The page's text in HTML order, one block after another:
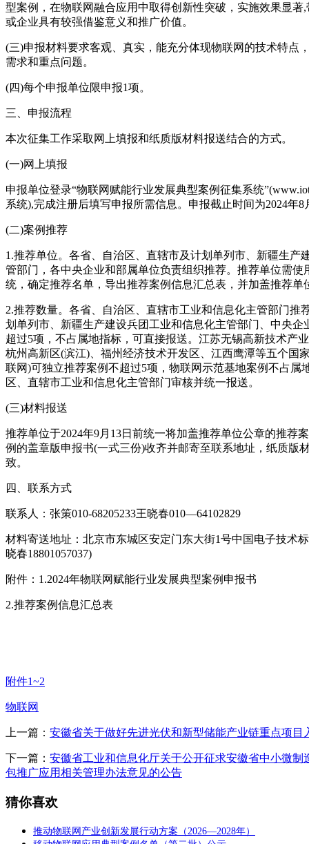
型案例，在物联网融合应用中取得创新性突破，实施效果显著
或企业具有较强借鉴意义和推广价值。
(三)申报材料要求客观、真实，能充分体现物联网的技术特点
需求和重点问题。
(四)每个申报单位限申报1项。
三、申报流程
本次征集工作采取网上填报和纸质版材料报送结合的方式。
(一)网上填报
申报单位登录“物联网赋能行业发展典型案例征集系统
系统),完成注册后填写申报所需信息。申报截止时间为2024年8
(二)案例推荐
1.推荐单位。各省、自治区、直辖市及计划单列市、新疆生产
管部门，各中央企业和部属单位负责组织推荐。推荐单位需使
统，确定推荐名单，导出推荐案例信息汇总表，并加盖推荐单
2.推荐数量。各省、自治区、直辖市工业和信息化主管部门推
划单列市、新疆生产建设兵团工业和信息化主管部门、中央企
超过5项，不占属地指标，可直接报送。江苏无锡高新技术产
杭州高新区(滨江)、福州经济技术开发区、江西鹰潭等五个国
联网)可独立推荐案例不超过5项，物联网示范基地案例不占属
区、直辖市工业和信息化主管部门审核并统一报送。
(三)材料报送
推荐单位于2024年9月13日前统一将加盖推荐单位公章的推荐
例的盖章版申报书(一式三份)收齐并邮寄至联系地址，纸质版
致。
四、联系方式
联系人：张策010-68205233王晓春010—64102829
材料寄送地址：北京市东城区安定门东大街1号中国电子技术
晓春18801057037)
附件：1.2024年物联网赋能行业发展典型案例申报书
2.推荐案例信息汇总表
附件1~2
物联网
上一篇： 安徽省关于做好先进光伏和新型储能产业链重点项目
下一篇： 安徽省工业和信息化厅关于公开征求安徽省中小微制
包推广应用相关管理办法意见的公告
猜你喜欢
推动物联网产业创新发展行动方案（2026—2028年）